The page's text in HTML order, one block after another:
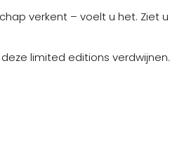
verkent – voelt u het. Ziet u
limited editions verdwijnen.